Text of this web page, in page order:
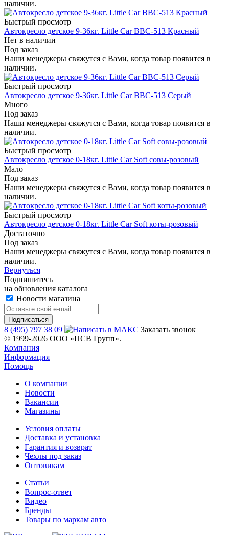
наличии.
Быстрый просмотр
Автокресло детское 9-36кг. Little Car BBC-513 Красный
Нет в наличии
Под заказ
Наши менеджеры свяжутся с Вами, когда товар появится в
наличии.
Быстрый просмотр
Автокресло детское 9-36кг. Little Car BBC-513 Серый
Много
Под заказ
Наши менеджеры свяжутся с Вами, когда товар появится в
наличии.
Быстрый просмотр
Автокресло детское 0-18кг. Little Car Soft совы-розовый
Мало
Под заказ
Наши менеджеры свяжутся с Вами, когда товар появится в
наличии.
Быстрый просмотр
Автокресло детское 0-18кг. Little Car Soft коты-розовый
Достаточно
Под заказ
Наши менеджеры свяжутся с Вами, когда товар появится в
наличии.
Вернуться
Подпишитесь
на обновления каталога
Новости магазина
8 (495) 797 38 09
Заказать звонок
© 1999-2026 ООО «ПСВ Групп».
Компания
Информация
Помощь
О компании
Новости
Вакансии
Магазины
Условия оплаты
Доставка и установка
Гарантия и возврат
Чехлы под заказ
Оптовикам
Статьи
Вопрос-ответ
Видео
Бренды
Товары по маркам авто